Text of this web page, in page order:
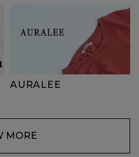
AURALEE
MORE